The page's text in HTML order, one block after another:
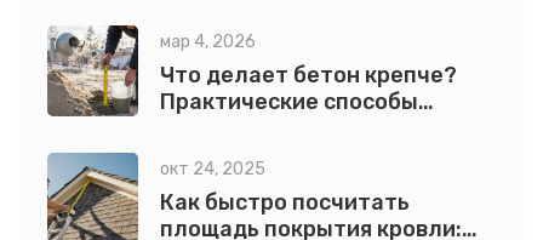
мар 4, 2026
Что делает бетон крепче?
Практические способы
окт 24, 2025
Как быстро посчитать
площадь покрытия кровли: